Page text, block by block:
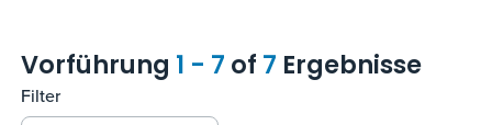
Vorführung 1 - 7of7 Ergebnisse
Filter